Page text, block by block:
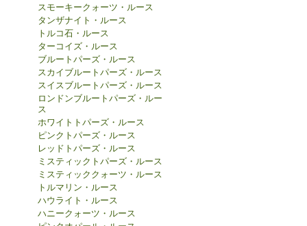
スモーキークォーツ・ルース
タンザナイト・ルース
トルコ石・ルース
ターコイズ・ルース
ブルートパーズ・ルース
スカイブルートパーズ・ルース
スイスブルートパーズ・ルース
ロンドンブルートパーズ・ルー
ス
ホワイトトパーズ・ルース
ピンクトパーズ・ルース
レッドトパーズ・ルース
ミスティックトパーズ・ルース
ミスティッククォーツ・ルース
トルマリン・ルース
ハウライト・ルース
ハニークォーツ・ルース